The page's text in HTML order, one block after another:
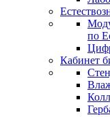
по
Кабинет